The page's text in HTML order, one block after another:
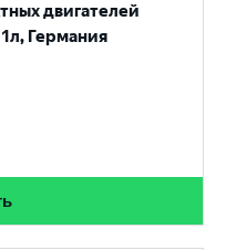
двигателей
Германия